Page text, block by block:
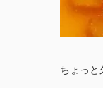
ちょっと